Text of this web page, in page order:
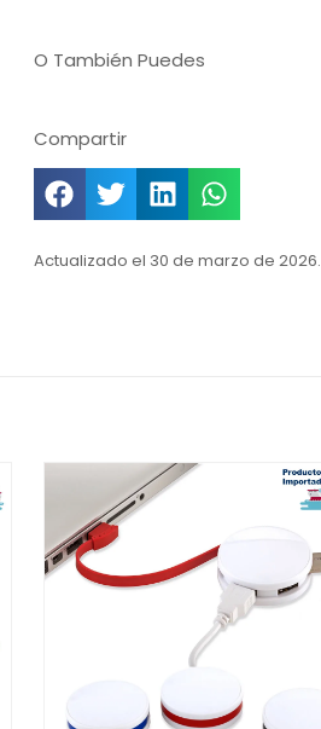
O También Puedes
Compartir
Actualizado el 30 de marzo de 2026.